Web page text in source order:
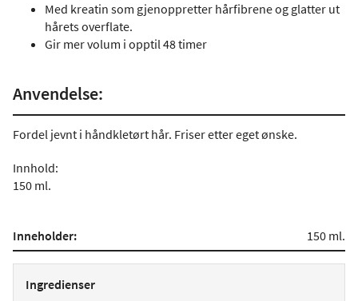
Med kreatin som gjenoppretter hårfibrene og glatter ut
hårets overflate.
Gir mer volum i opptil 48 timer
Anvendelse:
Fordel jevnt i håndkletørt hår. Friser etter eget ønske.
Innhold:
150 ml.
Inneholder: 150 ml.
Ingredienser